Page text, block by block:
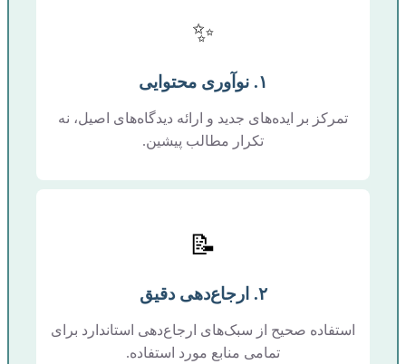
✨
۱. نوآوری محتوایی
تمرکز بر ایده‌های جدید و ارائه دیدگاه‌های اصیل، نه
تکرار مطالب پیشین.
📝
۲. ارجاع‌دهی دقیق
استفاده صحیح از سبک‌های ارجاع‌دهی استاندارد برای
تمامی منابع مورد استفاده.